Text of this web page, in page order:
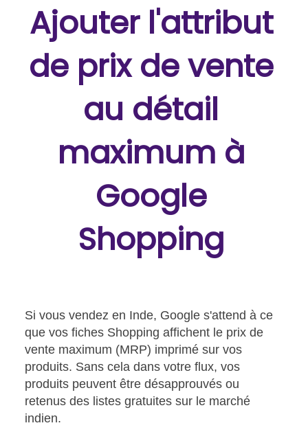
Ajouter l'attribut
de prix de vente
au détail
maximum à
Google
Shopping
Si vous vendez en Inde, Google s'attend à ce
que vos fiches Shopping affichent le prix de
vente maximum (MRP) imprimé sur vos
produits. Sans cela dans votre flux, vos
produits peuvent être désapprouvés ou
retenus des listes gratuites sur le marché
indien.